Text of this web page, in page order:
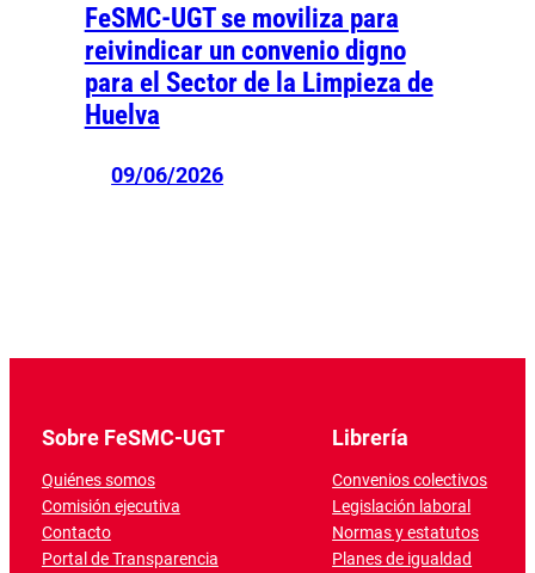
FeSMC-UGT se moviliza para
reivindicar un convenio digno
para el Sector de la Limpieza de
Huelva
09/06/2026
Sobre FeSMC-UGT
Quiénes somos
Comisión ejecutiva
Contacto
Portal de Transparencia
Librería
Convenios colectivos
Legislación laboral
Normas y estatutos
Planes de igualdad